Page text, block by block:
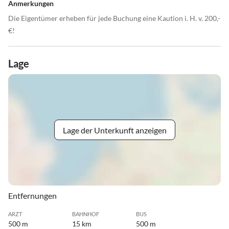
Anmerkungen
Die Eigentümer erheben für jede Buchung eine Kaution i. H. v. 200,-
€!
Lage
Lage der Unterkunft anzeigen
Entfernungen
ARZT
500 m
BAHNHOF
15 km
BUS
500 m